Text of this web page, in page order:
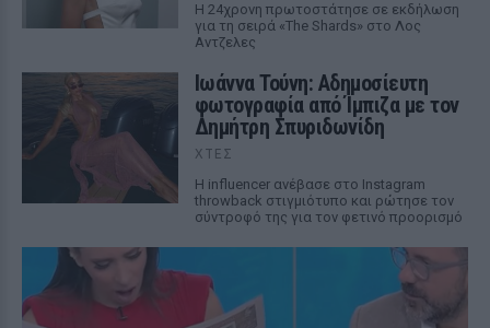
Η 24χρονη πρωτοστάτησε σε εκδήλωση
για τη σειρά «The Shards» στο Λος
Αντζελες
Ιωάννα Τούνη: Αδημοσίευτη
φωτογραφία από Ίμπιζα με τον
Δημήτρη Σπυριδωνίδη
ΧΤΕΣ
Η influencer ανέβασε στο Instagram
throwback στιγμιότυπο και ρώτησε τον
σύντροφό της για τον φετινό προορισμό